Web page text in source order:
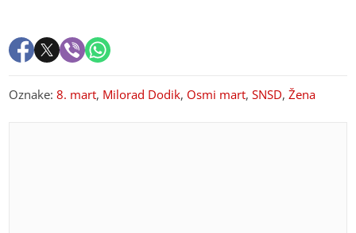
Oznake:8. mart, Milorad Dodik, Osmi mart,SNSD,Žena